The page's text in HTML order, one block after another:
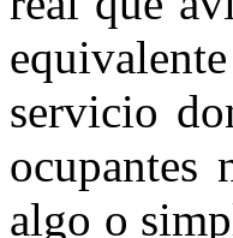
servicio
ocupantes
algo o